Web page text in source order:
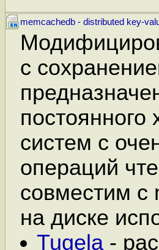
memcachedb - distributed key-
с
систем с
операций
совместим с
на диске
Tugela-